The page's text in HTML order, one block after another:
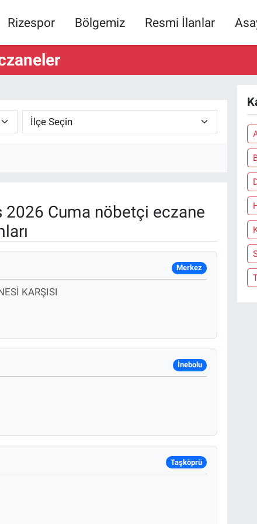
Rizespor Bölgemiz Resmi İlanlar
2026 Cuma nöbetçi eczane
Merkez
KARŞISI
İnebolu
Taşköprü